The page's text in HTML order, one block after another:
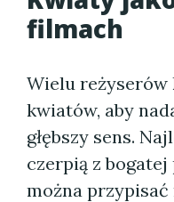
filmach
Wielu
kwiatów, aby
głębszy sens.
czerpią z
można